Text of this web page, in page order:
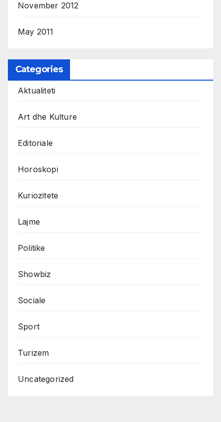
November 2012
May 2011
Categories
Aktualiteti
Art dhe Kulture
Editoriale
Horoskopi
Kuriozitete
Lajme
Politike
Showbiz
Sociale
Sport
Turizem
Uncategorized